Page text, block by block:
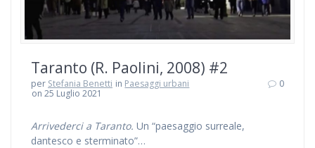
Taranto (R. Paolini, 2008) #2
per Stefania Benetti in Paesaggi urbani
on 25 Luglio 2021
0
Arrivederci a Taranto. Un “paesaggio surreale,
dantesco e sterminato”…